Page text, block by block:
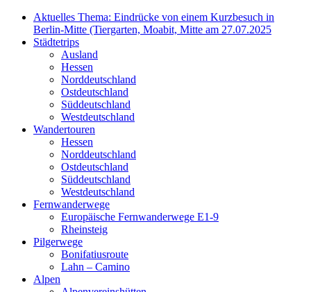
Aktuelles Thema: Eindrücke von einem Kurzbesuch in
Berlin-Mitte (Tiergarten, Moabit, Mitte am 27.07.2025
Städtetrips
Ausland
Hessen
Norddeutschland
Ostdeutschland
Süddeutschland
Westdeutschland
Wandertouren
Hessen
Norddeutschland
Ostdeutschland
Süddeutschland
Westdeutschland
Fernwanderwege
Europäische Fernwanderwege E1-9
Rheinsteig
Pilgerwege
Bonifatiusroute
Lahn – Camino
Alpen